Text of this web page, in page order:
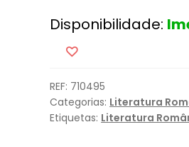
Ascensão
Magia
Disponibilidade:
REF: 710495
Categorias: Literatura
Etiquetas: Literatura